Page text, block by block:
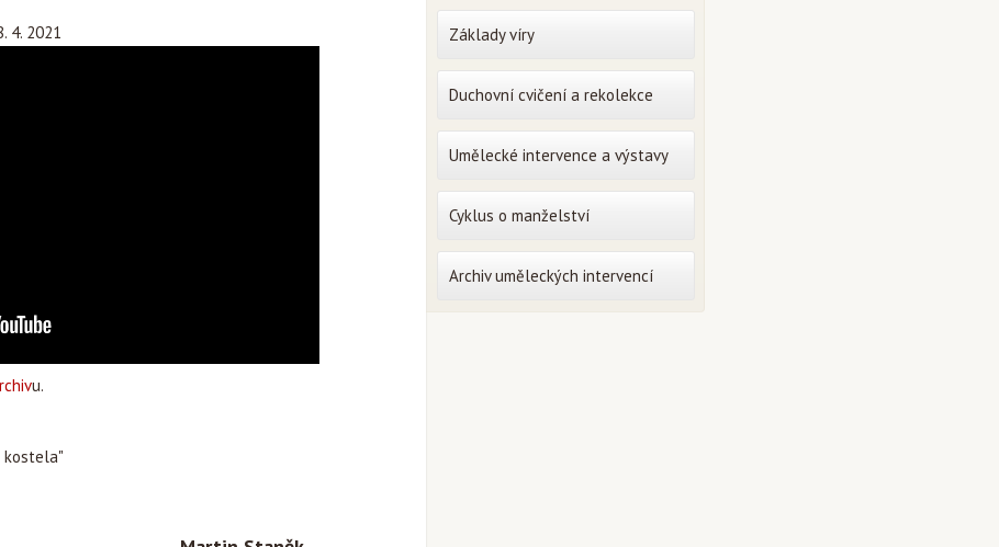
4. 2021
u.
kostela"
Základy víry
Duchovní cvičení a rekolekce
Umělecké intervence a výstavy
Cyklus o manželství
Archiv uměleckých intervencí